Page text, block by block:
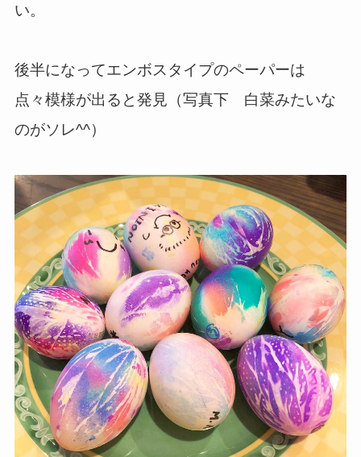
い。
後半になってエンボスタイプのペーパーは
点々模様が出ると発見（写真下 白菜みたいな
のがソレ^^）